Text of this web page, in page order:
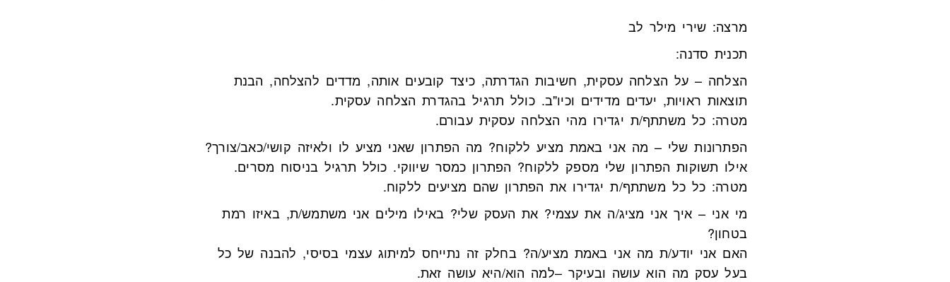
מרצה: שירי מילר לב
תכנית סדנה:
הצלחה – על הצלחה עסקית, חשיבות הגדרתה, כיצד קובעים אותה, מדדים להצלחה, הבנת
תוצאות ראויות, יעדים מדידים וכיו"ב. כולל תרגיל בהגדרת הצלחה עסקית.
מטרה: כל משתתף/ת יגדירו מהי הצלחה עסקית עבורם.
הפתרונות שלי – מה אני באמת מציע ללקוח? מה הפתרון שאני מציע לו ולאיזה קושי/כאב/צורך?
אילו תשוקות הפתרון שלי מספק ללקוח? הפתרון כמסר שיווקי. כולל תרגיל בניסוח מסרים.
מטרה: כל כל משתתף/ת יגדירו את הפתרון שהם מציעים ללקוח.
מי אני – איך אני מציג/ה את עצמי? את העסק שלי? באילו מילים אני משתמש/ת, באיזו רמת
בטחון?
האם אני יודע/ת מה אני באמת מציע/ה? בחלק זה נתייחס למיתוג עצמי בסיסי, להבנה של כל
בעל עסק מה הוא עושה ובעיקר –למה הוא/היא עושה זאת.